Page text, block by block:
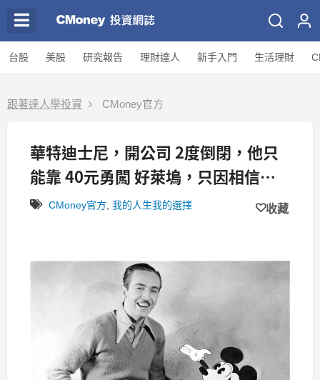
台股 美股 研究報告 理財達人 新手入門 生活理財
跟著達人學投資 CMoney官方
華特迪士尼，開公司 2度倒閉，他只
能靠 40元勇闖 好萊塢，只因相信：
「如果有夢想，就做得到」！
CMoney官方 我的人生我的選擇 收藏